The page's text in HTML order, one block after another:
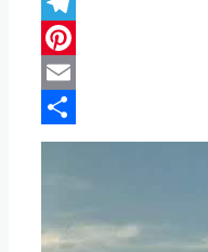
Telegram
Pinterest
Email
Compartir